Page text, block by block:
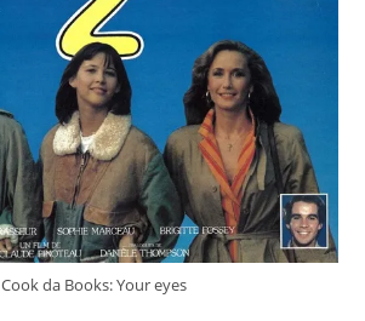
Cook da Books: Your eyes